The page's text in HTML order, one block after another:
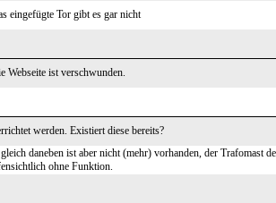
eingefügte Tor gibt es gar nicht
Webseite ist verschwunden.
werden. Existiert diese bereits?
daneben ist aber nicht (mehr) vorhanden, der Trafomast
ohne Funktion.